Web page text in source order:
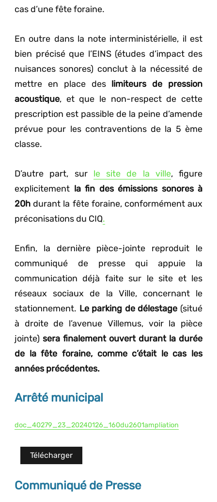
cas d’une fête foraine.
En outre dans la note interministérielle, il est
bien précisé que l’EINS (études d’impact des
nuisances sonores) conclut à la nécessité de
mettre en place des limiteurs de pression
acoustique, et que le non-respect de cette
prescription est passible de la peine d’amende
prévue pour les contraventions de la 5 ème
classe.
D’autre part, sur le site de la ville, figure
explicitement la fin des émissions sonores à
20h durant la fête foraine, conformément aux
préconisations du CIQ.
Enfin, la dernière pièce-jointe reproduit le
communiqué de presse qui appuie la
communication déjà faite sur le site et les
réseaux sociaux de la Ville, concernant le
stationnement. Le parking de délestage (situé
à droite de l’avenue Villemus, voir la pièce
jointe) sera finalement ouvert durant la durée
de la fête foraine, comme c’était le cas les
années précédentes.
Arrêté municipal
doc_40279_23_20240126_160du2601ampliation
Télécharger
Communiqué de Presse